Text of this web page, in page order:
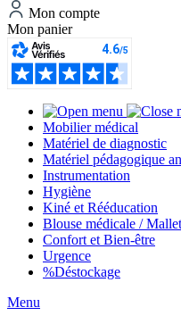
Mon compte
Mon panier
Mobilier médical
Matériel de diagnostic
Matériel pédagogique
Instrumentation
Hygiène
Kiné et Rééducation
Blouse médicale /
Confort et Bien-être
Urgence
%Déstockage
Menu